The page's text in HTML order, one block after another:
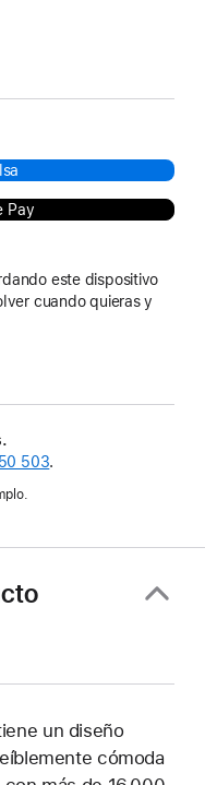
Pay
este dispositivo
cuando quieras y
503.
un diseño
cómoda